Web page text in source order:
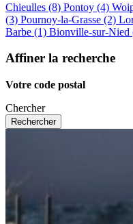
Chieulles (8) Pontoy (4)
(3) Pournoy-la-Grasse (2)
Barbe (1) Bionville-sur-Nied
Affiner la recherche
Votre code postal
Chercher